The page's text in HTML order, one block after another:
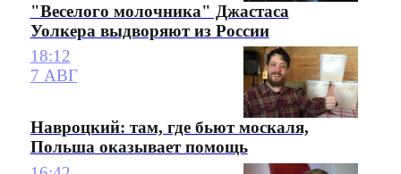
"Веселого молочника" Джастаса
Уолкера выдворяют из России
18:12
7 АВГ
Навроцкий: там, где бьют москаля,
Польша оказывает помощь